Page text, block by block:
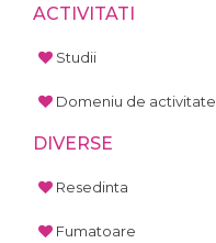
ACTIVITATI
Studii
Domeniu de activitate
DIVERSE
Resedinta
Fumatoare